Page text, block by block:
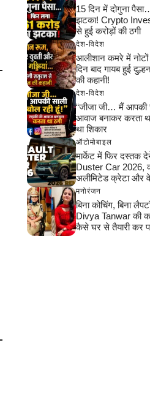
15 दिन में दोगुना
झटका! Crypto
से हुई करोड़ों की ठगी
देश-विदेश
आलीशान कमरे में
दिन बाद गायब हुई
की कहानी!
देश-विदेश
“जीजा जी… मैं आपकी
आवाज बनाकर करता
था शिकार
ऑटोमोबाइल
मार्केट में फिर दस्तक
Duster Car 2026,
अलीमिटेड क्रेटा और
मनोरंजन
बिना कोचिंग, बिना
Divya Tanwar की
कैसे घर से तैयारी कर